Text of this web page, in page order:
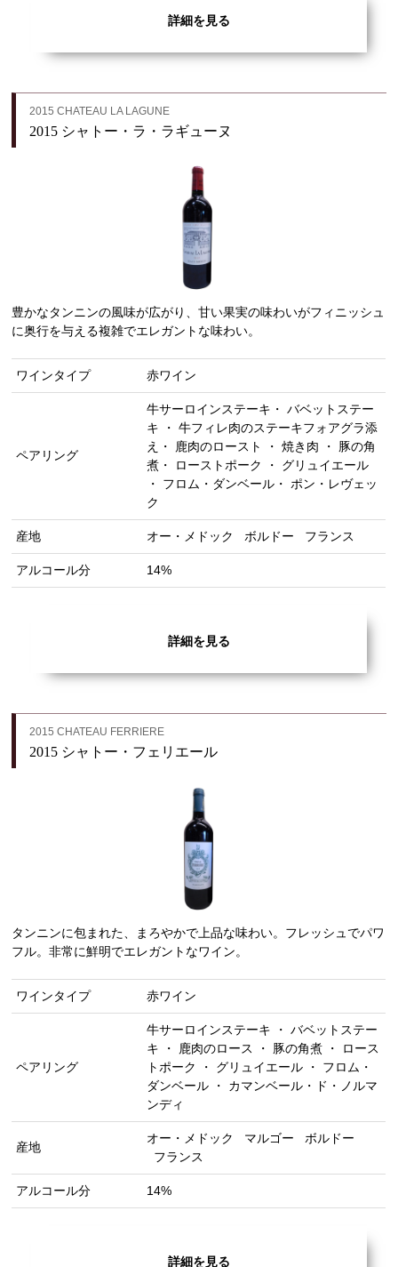
詳細を見る
2015 CHATEAU LA LAGUNE
2015 シャトー・ラ・ラギューヌ
豊かなタンニンの風味が広がり、甘い果実の味わいがフィニッシュ
に奥行を与える複雑でエレガントな味わい。
ワインタイプ 赤ワイン
ペアリング
牛サーロインステーキ・ バベットステー
キ ・ 牛フィレ肉のステーキフォアグラ添
え・ 鹿肉のロースト ・ 焼き肉 ・ 豚の角
煮・ ローストポーク ・ グリュイエール
・ フロム・ダンベール・ ポン・レヴェッ
ク
産地 オー・メドック ボルドー フランス
アルコール分 14%
詳細を見る
2015 CHATEAU FERRIERE
2015 シャトー・フェリエール
タンニンに包まれた、まろやかで上品な味わい。フレッシュでパワ
フル。非常に鮮明でエレガントなワイン。
ワインタイプ 赤ワイン
ペアリング
牛サーロインステーキ ・ バベットステー
キ ・ 鹿肉のロース ・ 豚の角煮 ・ ロース
トポーク ・ グリュイエール ・ フロム・
ダンベール ・ カマンベール・ド・ノルマ
ンディ
産地
オー・メドック マルゴー
ボルドー
フランス
アルコール分 14%
詳細を見る